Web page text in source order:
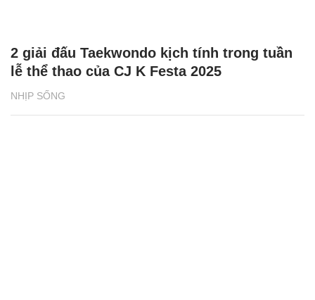
NHỊP SỐNG
2 giải đấu Taekwondo kịch tính trong tuần
lễ thể thao của CJ K Festa 2025